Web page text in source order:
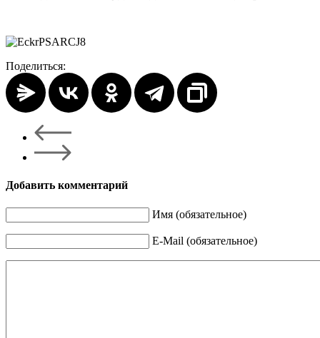
Поделиться:
Добавить комментарий
Имя (обязательное)
E-Mail (обязательное)